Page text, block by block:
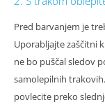
Pred barvanjem je
Uporabljajte zaščitni
ne bo puščal sledov
samolepilnih
povlecite preko